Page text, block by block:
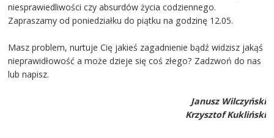
niesprawiedliwości czy absurdów życia codziennego.
Zapraszamy od poniedziałku do piątku na godzinę 12.05.
Masz problem, nurtuje Cię jakieś zagadnienie bądź widzisz jakąś
nieprawidłowość a może dzieje się coś złego? Zadzwoń do nas
lub napisz.
Janusz Wilczyński
Krzysztof Kukliński